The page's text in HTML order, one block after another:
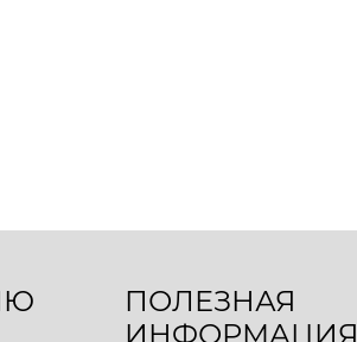
ПОЛЕЗНАЯ
ИНФОРМАЦИЯ